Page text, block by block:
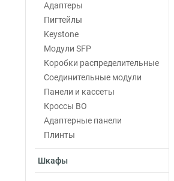
Адаптеры
Пигтейлы
Keystone
Модули SFP
Коробки распределительные
Соединительные модули
Панели и кассеты
Кроссы ВО
Адаптерные панели
Плинты
Шкафы